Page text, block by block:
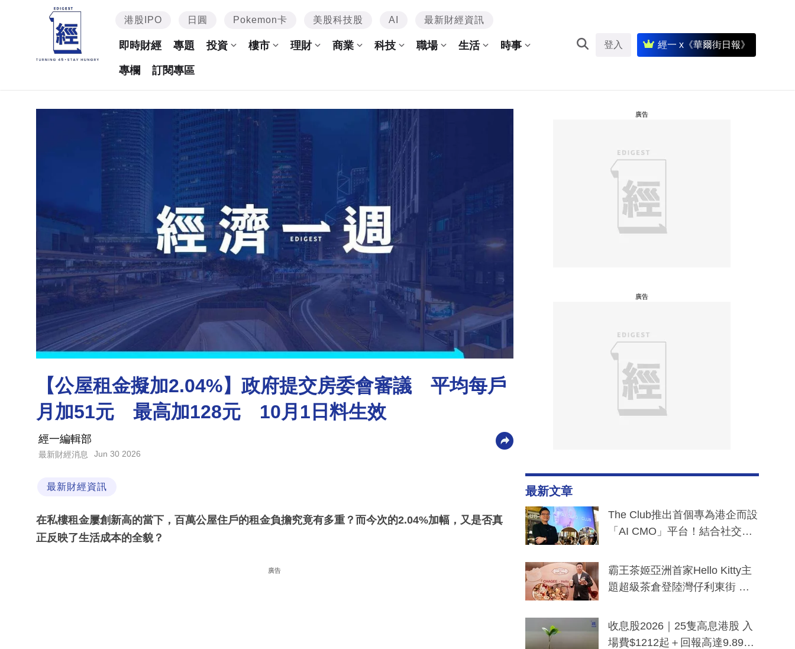
港股IPO 日圓 Pokemon卡 美股科技股 AI 最新財經資訊
即時財經 專題 投資 樓市 理財 商業 科技 職場 生活 時事
專欄 訂閱專區
登入 經一 x《華爾街日報》
【公屋租金擬加2.04%】政府提交房委會審議 平均每戶
月加51元 最高加128元 10月1日料生效
經一編輯部
最新財經消息 Jun 30 2026
最新財經資訊
在私樓租金屢創新高的當下，百萬公屋住戶的租金負擔究竟有多重？而今次的2.04%加幅，又是否真
正反映了生活成本的全貌？
廣告
廣告
廣告
最新文章
The Club推出首個專為港企而設
「AI CMO」平台！結合社交聆
分鐘生成「貼地」宣傳短片
霸王茶姬亞洲首家Hello Kitty主
題超級茶倉登陸灣仔利東街 推
y及香港限定特調系列
收息股2026｜25隻高息港股 入
場費$1212起＋回報高達9.89